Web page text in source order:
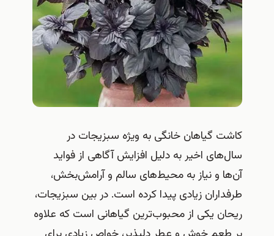
کاشت گیاهان خانگی به ویژه سبزیجات در
سال‌های اخیر به دلیل افزایش آگاهی از فواید
آن‌ها و نیاز به محیط‌های سالم و آرامش‌بخش،
طرفداران زیادی پیدا کرده است. در بین سبزیجات،
ریحان یکی از محبوب‌ترین گیاهانی است که علاوه